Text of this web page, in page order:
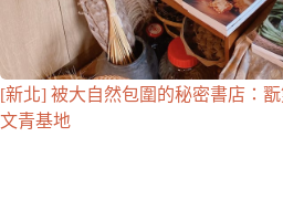
[新北] 被大自然包圍的秘密書店：
文青基地